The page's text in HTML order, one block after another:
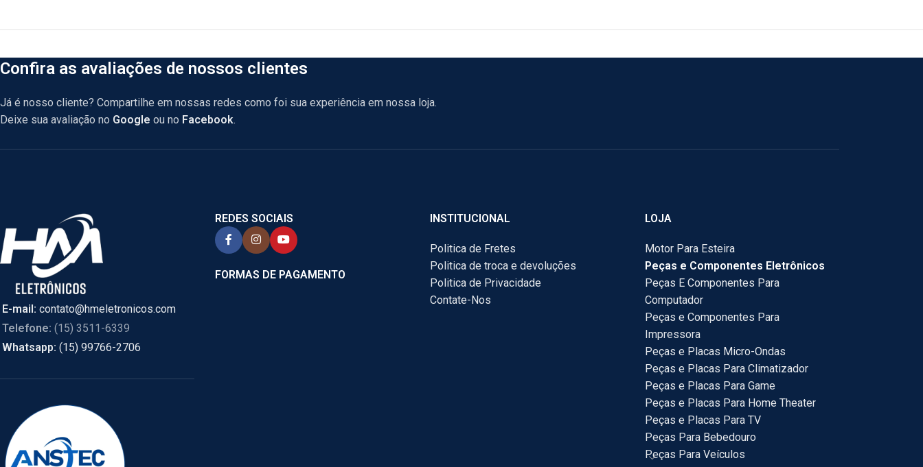
Confira as avaliações de nossos clientes
Já é nosso cliente? Compartilhe em nossas redes como foi sua experiência em nossa loja.
Deixe sua avaliação no Google ou no Facebook.
E-mail: contato@hmeletronicos.com
Telefone: (15) 3511-6339
Whatsapp: (15) 99766-2706
REDES SOCIAIS
FORMAS DE PAGAMENTO
INSTITUCIONAL
Politica de Fretes
Politica de troca e devoluções
Politica de Privacidade
Contate-Nos
LOJA
Motor Para Esteira
Peças e Componentes Eletrônicos
Peças E Componentes Para
Computador
Peças e Componentes Para
Impressora
Peças e Placas Micro-Ondas
Peças e Placas Para Climatizador
Peças e Placas Para Game
Peças e Placas Para Home Theater
Peças e Placas Para TV
Peças Para Bebedouro
Peças Para Veículos